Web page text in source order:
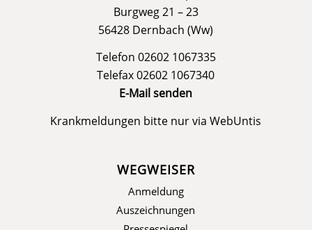
Burgweg 21 – 23
56428 Dernbach (Ww)
Telefon 02602 1067335
Telefax 02602 1067340
E-Mail senden
Krankmeldungen bitte nur viaWebUntis
WEGWEISER
Anmeldung
Auszeichnungen